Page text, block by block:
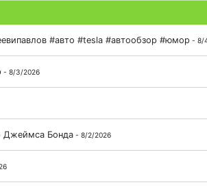
#авто #tesla #автообзор #юмор - 8/
- 8/3/2026
Джеймса Бонда - 8/2/2026